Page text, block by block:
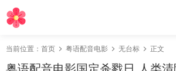
当前位置： 首页 粤语配音电影 无台标 正文